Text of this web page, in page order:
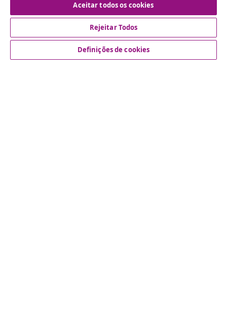
Rescindir o contrato
Envie um pedido de rescisão da sua encomenda.
Aceitar todos os cookies
Rejeitar Todos
Definições de cookies